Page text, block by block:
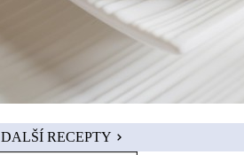
DALŠÍ RECEPTY